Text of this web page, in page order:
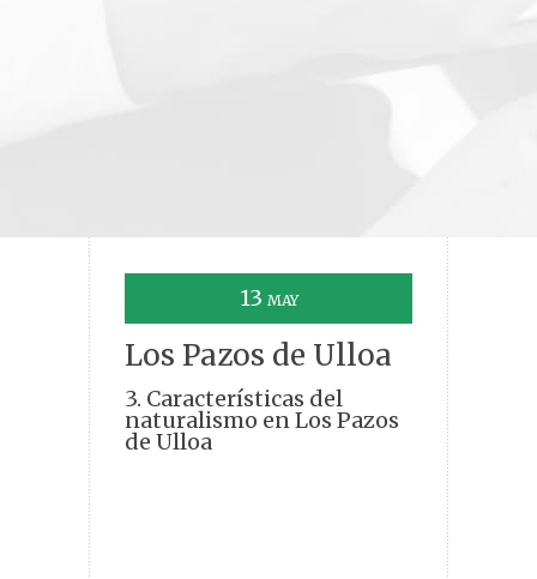
13 MAY
Los Pazos de Ulloa
3. Características del
naturalismo en Los Pazos
de Ulloa